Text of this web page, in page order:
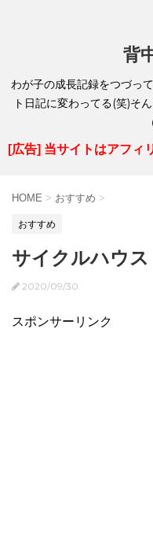
背
わが子の成長記録をつづっ
ト日記に変わってる(笑)そ
[広告] 当サイトはアフィ
HOME > おすすめ >
おすすめ
サイクルハウス
2020/09/30
スポンサーリンク